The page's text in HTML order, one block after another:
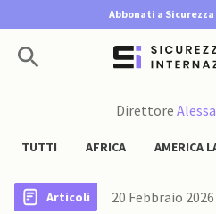
Abbonati a
Direttore
TUTTI AFRICA AMERICA
Articoli 20 Febbraio 2026